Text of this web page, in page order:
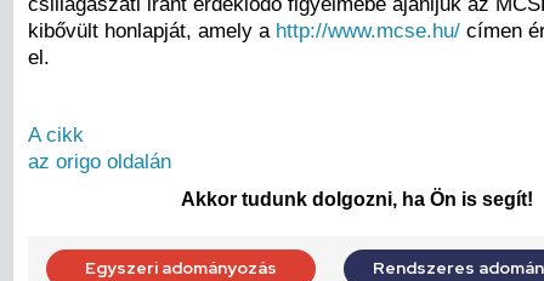
kibővült honlapját, amely a http://www.mcse.hu/ címen
el.
A cikk
az origo oldalán
Akkor tudunk dolgozni, ha Ön is segít!